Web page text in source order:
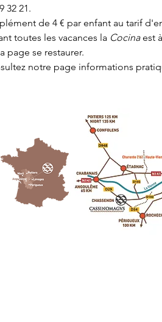
32 21.
de 4 € par enfant au tarif
toutes les vacances la Cocina est
page se restaurer.
notre page informations